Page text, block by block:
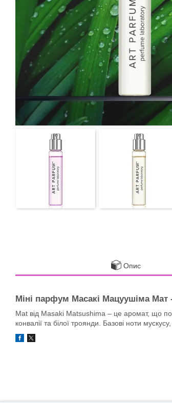
Опис
Міні парфум Масакі Мацуушіма Мат
Mat від Masaki Matsushima – це аромат, що
конвалії та білої троянди. Базові ноти